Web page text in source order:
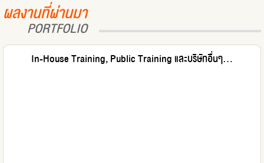
ผลงานที่ผ่านมา
PORTFOLIO
In-House Training, Public Training และบริษัทอื่นๆ...